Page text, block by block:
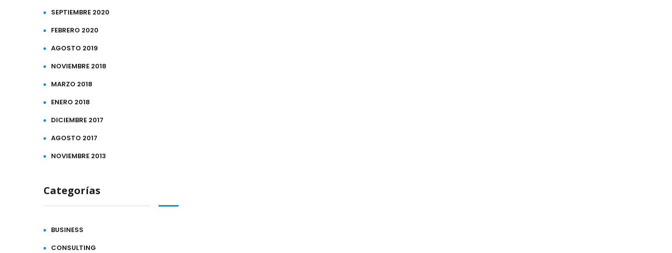
SEPTIEMBRE 2020
FEBRERO 2020
AGOSTO 2019
NOVIEMBRE 2018
MARZO 2018
ENERO 2018
DICIEMBRE 2017
AGOSTO 2017
NOVIEMBRE 2013
Categorías
BUSINESS
CONSULTING